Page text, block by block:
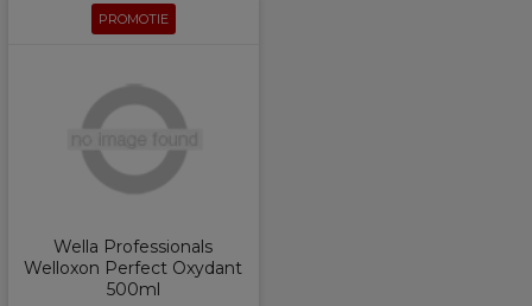
PROMOTIE
Wella Professionals
Welloxon Perfect Oxydant
500ml